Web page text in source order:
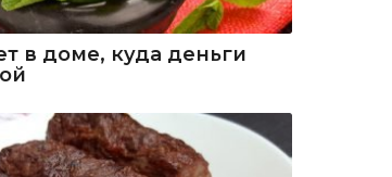
в доме, куда деньги